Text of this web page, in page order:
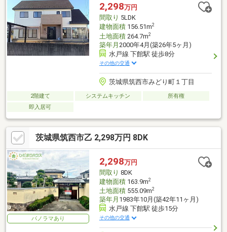
2,298万円
間取り 5LDK
建物面積156.51m2
土地面積264.7m2
築年月 2000年4月(築26年5ヶ月)
水戸線 下館駅 徒歩8分
その他の交通
茨城県筑西市みどり町１丁目
2階建て システムキッチン
所有権
即入居可
茨城県筑西市乙 2,298万円 8DK
パノラマあり
2,298万円
間取り 8DK
建物面積163.9m2
土地面積555.09m2
築年月 1983年10月(築42年11ヶ月)
水戸線 下館駅 徒歩15分
その他の交通